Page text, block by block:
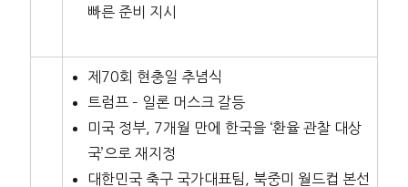
빠른 준비 지시
제70회 현충일 추념식
트럼프 – 일론 머스크 갈등
미국 정부, 7개월 만에 한국을 ‘환율 관찰 대상
국’으로 재지정
대한민국 축구 국가대표팀, 북중미 월드컵 본선